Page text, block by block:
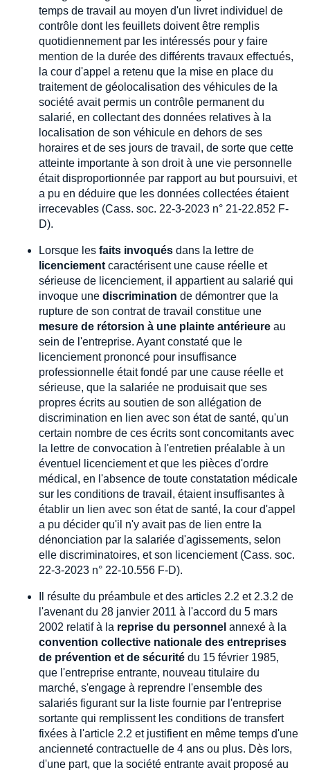
temps de travail au moyen d'un livret individuel de
contrôle dont les feuillets doivent être remplis
quotidiennement par les intéressés pour y faire
mention de la durée des différents travaux effectués,
la cour d'appel a retenu que la mise en place du
traitement de géolocalisation des véhicules de la
société avait permis un contrôle permanent du
salarié, en collectant des données relatives à la
localisation de son véhicule en dehors de ses
horaires et de ses jours de travail, de sorte que cette
atteinte importante à son droit à une vie personnelle
était disproportionnée par rapport au but poursuivi, et
a pu en déduire que les données collectées étaient
irrecevables (Cass. soc. 22-3-2023 n° 21-22.852 F-
D).
Lorsque les faits invoqués dans la lettre de
licenciement caractérisent une cause réelle et
sérieuse de licenciement, il appartient au salarié qui
invoque une discrimination de démontrer que la
rupture de son contrat de travail constitue une
mesure de rétorsion à une plainte antérieure au
sein de l'entreprise. Ayant constaté que le
licenciement prononcé pour insuffisance
professionnelle était fondé par une cause réelle et
sérieuse, que la salariée ne produisait que ses
propres écrits au soutien de son allégation de
discrimination en lien avec son état de santé, qu'un
certain nombre de ces écrits sont concomitants avec
la lettre de convocation à l'entretien préalable à un
éventuel licenciement et que les pièces d'ordre
médical, en l'absence de toute constatation médicale
sur les conditions de travail, étaient insuffisantes à
établir un lien avec son état de santé, la cour d'appel
a pu décider qu'il n'y avait pas de lien entre la
dénonciation par la salariée d'agissements, selon
elle discriminatoires, et son licenciement (Cass. soc.
22-3-2023 n° 22-10.556 F-D).
Il résulte du préambule et des articles 2.2 et 2.3.2 de
l'avenant du 28 janvier 2011 à l'accord du 5 mars
2002 relatif à la reprise du personnel annexé à la
convention collective nationale des entreprises
de prévention et de sécurité du 15 février 1985,
que l'entreprise entrante, nouveau titulaire du
marché, s'engage à reprendre l'ensemble des
salariés figurant sur la liste fournie par l'entreprise
sortante qui remplissent les conditions de transfert
fixées à l'article 2.2 et justifient en même temps d'une
ancienneté contractuelle de 4 ans ou plus. Dès lors,
d'une part, que la société entrante avait proposé au